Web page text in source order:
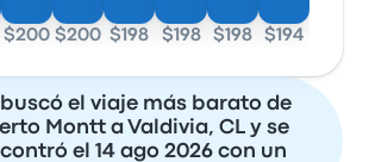
$200 $200 $198 $198 $198 $194
buscó el viaje más barato de
Montt a Valdivia, CL y se
el 14 ago 2026 con un